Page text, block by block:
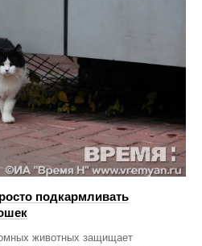
подкармливать
животных защищает